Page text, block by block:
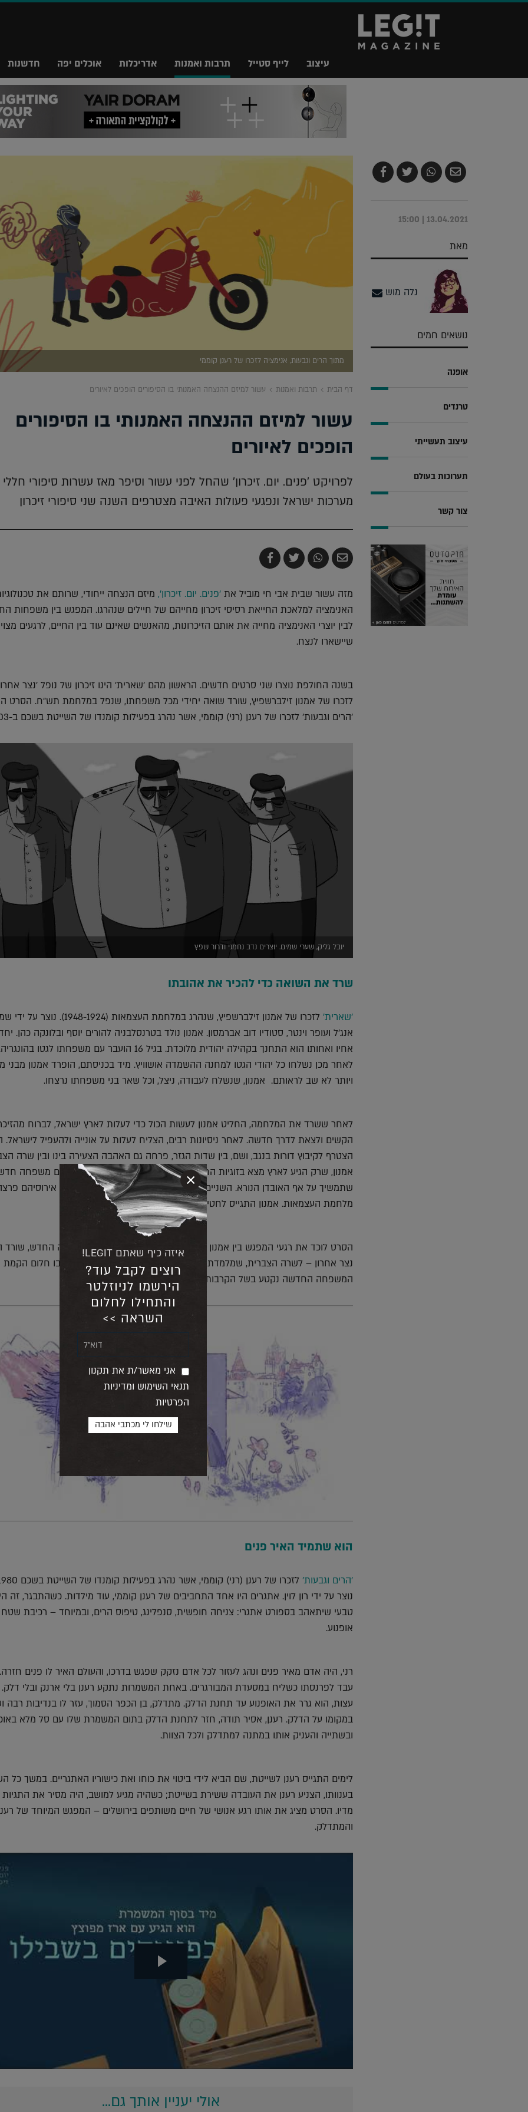
עיצוב לייף סטייל תרבות ואמנות אדריכלות אוכלים יפה חדשנות
מתוך הרים וגבעות, אנימציה לזכרו של רענן קוממי
דף הבית תרבות ואמנות עשור למיזם ההנצחה האמנותי בו הסיפורים הופכים לאיורים
עשור למיזם ההנצחה האמנותי בו הסיפורים
הופכים לאיורים
לפרויקט 'פנים. יום. זיכרון' שהחל לפני עשור וסיפר מאז עשרות סיפורי חללי
מערכות ישראל ונפגעי פעולות האיבה מצטרפים השנה שני סיפורי זיכרון
שלח
בדואר
שתף
ב-
צייץ
ב-
שתף
ב-
מזה עשור שבית אבי חי מוביל את 'פנים. יום. זיכרון', מיזם הנצחה ייחודי, שרותם את
האנימציה למלאכת החייאת רסיסי זיכרון מחייהם של חיילים שנהרגו. המפגש בין משפחות
לבין יוצרי האנימציה מחייה את אותם הזיכרונות, מהאנשים שאינם עוד בין החיים, לרגעים
שיישארו לנצח.
בשנה החולפת נוצרו שני סרטים חדשים. הראשון מהם 'שארית' הינו זיכרון של נופל 'נצר
לזכרו של אמנון זילברשפיץ, שורד שואה יחידי מכל משפחתו, שנפל במלחמת תש"ח. הסרט
'הרים וגבעות' לזכרו של רענן (רני) קוממי, אשר נהרג בפעילות קומנדו של השייטת בשכם ב-2003.
יובל גליק, שערי שמים. יוצרים נדב נחמני ודרור שפץ
שרד את השואה כדי להכיר את אהובתו
'שארית'
לזכרו של אמנון זילברשפיץ, שנהרג במלחמת העצמאות (1948-1924).
אנג'ל ועופר וינטר, סטודיו דוב אברמסון. אמנון נולד בטרנסלבניה להורים יוסף ובלונקה כהן.
אחיו ואחותו הוא התחנך בקהילה יהודית מלוכדת. בגיל 16 הועבר עם משפחתו
לאחר מכן נשלחו כל יהודי הגטו למחנה ההשמדה אושוויץ. מיד בכניסתם, הופרד אמנון מבני
ויותר לא שב לראותם. אמנון, שנשלח לעבודה, ניצל, וכל שאר בני משפחתו נרצחו.
לאחר ששרד את המלחמה, החליט אמנון לעשות הכול כדי לעלות לארץ ישראל, לברוח
הקשים ולצאת לדרך חדשה. לאחר ניסיונות רבים, הצליח לעלות על אונייה ולהעפיל לישראל.
הצטרף לקיבוץ דורות בנגב, ושם, בין שדות הגזר, פרחה גם האהבה הצעירה בינו ובין שרה
אמנון, שרק הגיע לארץ מצא בזוגיות החדשה עם שרה אהבה ובית, קיווה להקים משפחה
שתמשיך על אף האובדן הנורא. השניים תכננו להתחתן, אלא שזמן קצר לאחר אירוסיהם
מלחמת העצמאות. אמנון התגייס לחטיבת גבעתי ונהרג בקרב על בית גוברין.
הסרט לוכד את רגעי המפגש בין אמנון לשרה והחיבור העדין שנרקם בין העולה החדש, שורד
נצר אחרון – לשרה הצברית, שמלמדת אותו מילים חדשות בעברית. עד לרגע בו חלום הקמת
המשפחה החדשה נקטע בשל הקרבות.
הוא שתמיד האיר פנים
'הרים וגבעות'
לזכרו של רענן (רני)
נוצר על ידי רון לוין. אתגרים היו אחד התחביבים של רענן קוממי, עוד מילדות. כשהתבגר, זה
טבעי שיתאהב בספורט אתגרי: צניחה חופשית, סנפלינג, טיפוס הרים, ובמיוחד – רכיבת
אופנוע.
רני, היה אדם מאיר פנים ונהג לעזור לכל אדם נזקק שפגש בדרכו, והעולם האיר לו פנים
עבד לפרנסתו כשליח במסעדת המבורגרים. באחת המשמרות נתקע רענן בלי ארנק ובלי
עצות, הוא גרר את האופנוע עד תחנת הדלק. מתדלק, בן הכפר הסמוך, עזר לו בנדיבות רבה
במקומו על הדלק. רענן, אסיר תודה, חזר לתחנת הדלק בתום המשמרת שלו עם סל מלא
ובשתייה והעניק אותו במתנה למתדלק ולכל הצוות.
לימים התגייס רענן לשייטת, שם הביא לידי ביטוי את כוחו ואת כישוריו האתגריים. במשך כל
בענוותו, הצניע רענן את העובדה ששירת בשייטת; כשהיה מגיע למושב, היה מסיר את
מדיו. הסרט מציג את אותו רגע אנושי של חיים משותפים בירושלים – המפגש המיוחד של
והמתדלק.
אולי יעניין אותך גם...
שלח
בדואר
שתף
ב-
צייץ
ב-
שתף
ב-
13.04.2021 | 15:00
מאת
נלה מוש
נושאים חמים
אופנה
טרנדים
עיצוב תעשייתי
תערוכות בעולם
צור קשר
איזה כיף שאתם LEGIT!
רוצים לקבל עוד?
הירשמו לניוזלטר
והתחילו לחלום
השראה >>
אני מאשר/ת את תקנון
תנאי השימוש ומדיניות
הפרטיות
×